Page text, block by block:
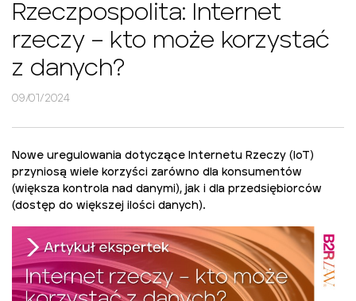
Rzeczpospolita: Internet
rzeczy – kto może korzystać
z danych?
09/01/2024
Nowe uregulowania dotyczące Internetu Rzeczy (IoT)
przyniosą wiele korzyści zarówno dla konsumentów
(większa kontrola nad danymi), jak i dla przedsiębiorców
(dostęp do większej ilości danych).